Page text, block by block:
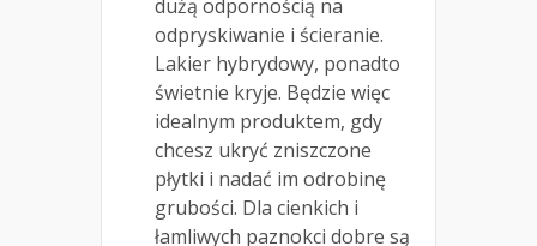
dużą odpornością na
odpryskiwanie i ścieranie.
Lakier hybrydowy, ponadto
świetnie kryje. Będzie więc
idealnym produktem, gdy
chcesz ukryć zniszczone
płytki i nadać im odrobinę
grubości. Dla cienkich i
łamliwych paznokci dobre są